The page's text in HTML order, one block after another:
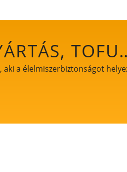
TOFU
GYÁRTÁS,
TOFU
a élelmiszerbiztonságot